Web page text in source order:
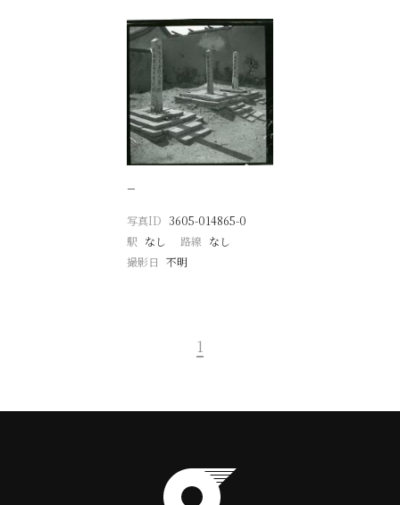
−
写真ID 3605-014865-0
駅 なし 路線 なし
撮影日
不明
1